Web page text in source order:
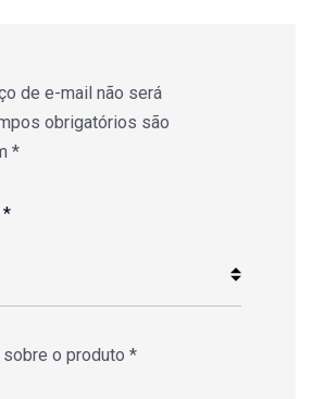
de e-mail não será
obrigatórios são
*
*
sobre o produto *